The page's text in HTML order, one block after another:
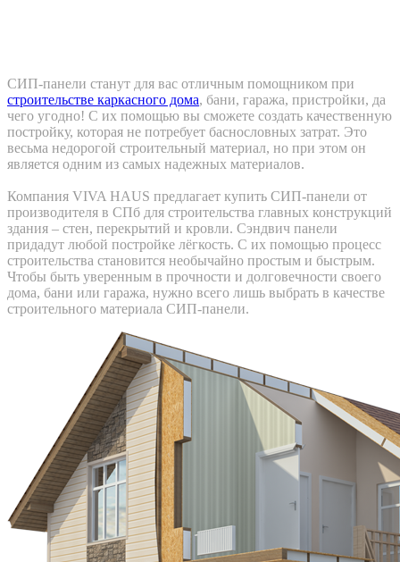
СИП-панели станут для вас отличным помощником при
строительстве каркасного дома, бани, гаража, пристройки, да
чего угодно! С их помощью вы сможете создать качественную
постройку, которая не потребует баснословных затрат. Это
весьма недорогой строительный материал, но при этом он
является одним из самых надежных материалов.
Компания VIVA HAUS предлагает купить СИП-панели от
производителя в СПб для строительства главных конструкций
здания – стен, перекрытий и кровли. Сэндвич панели
придадут любой постройке лёгкость. С их помощью процесс
строительства становится необычайно простым и быстрым.
Чтобы быть уверенным в прочности и долговечности своего
дома, бани или гаража, нужно всего лишь выбрать в качестве
строительного материала СИП-панели.